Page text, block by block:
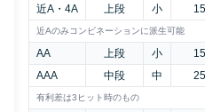
近A・4A
上段 小 15
近Aのみコンビネーションに派生可能
AA 上段 小 15
AAA
中段 中 25
有利差は3ヒット時のもの